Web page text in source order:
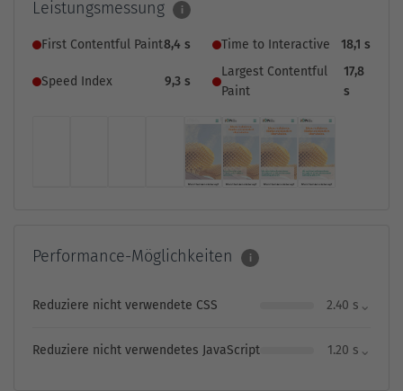
Leistungsmessung i
First Contentful Paint8,4 s Time to Interactive 18,1 s
Speed Index 9,3 s
Largest Contentful
Paint
17,8
s
Performance-Möglichkeiten i
Reduziere nicht verwendete CSS 2.40 s ⌄
Reduziere nicht verwendetes JavaScript 1.20 s ⌄